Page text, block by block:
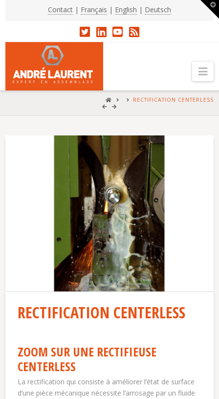
Contact | Français | English | Deutsch
HOME RECTIFICATION CENTERLESS
RECTIFICATION CENTERLESS
ZOOM SUR UNE RECTIFIEUSE
CENTERLESS
La rectification qui consiste à améliorer l’état de surface
d’une pièce mécanique nécessite l’arrosage par un fluide